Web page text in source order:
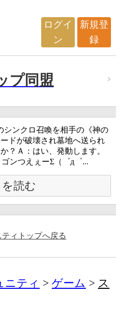
ログイ
ン
新規登
録
プ同盟
シンクロ召喚を相手の《神の
ドが破壊され墓地へ送られ
？Ａ：はい、発動します。
ンつえぇーΣ（゜д゜...
読む
ティトップへ戻る
ニティ ゲーム
ス